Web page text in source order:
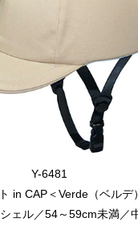
Y-6481
in CAP＜Verde（ベルデ
ェル／54～59cm未満／